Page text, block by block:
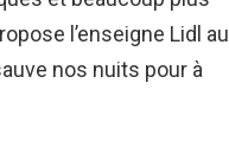
l’enseigne Lidl au
nos nuits pour à